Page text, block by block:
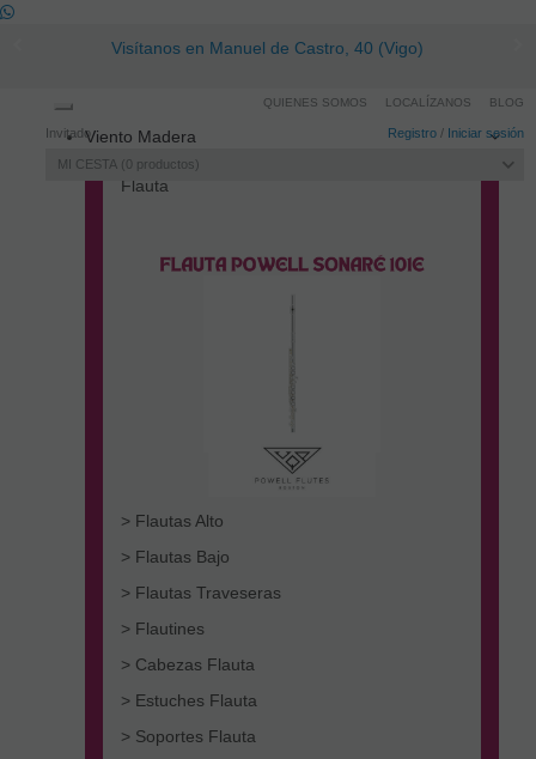
Ópera Prima | vigomusica.com
Invitado Registro / Iniciar sesión
MI CESTA 0 productos
QUIENES SOMOS LOCALÍZANOS BLOG
navigation
Viento Madera
Flauta
> Flautas Alto
> Flautas Bajo
> Flautas Traveseras
> Flautines
> Cabezas Flauta
> Estuches Flauta
> Soportes Flauta